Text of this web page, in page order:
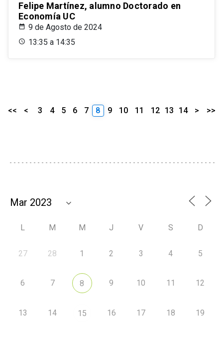
Felipe Martínez, alumno Doctorado en
Economía UC
9 de Agosto de 2024
13:35 a 14:35
<< < 3 4 5 6 7 8 9 10 11 12 13 14 > >>
L M M J V S D
27 28 1 2 3 4 5
6 7 8 9 10 11 12
13 14 15 16 17 18 19